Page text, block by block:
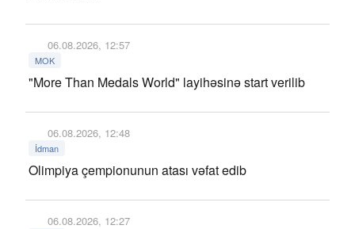
06.08.2026, 12:57
MOK
"More Than Medals World" layihəsinə start verilib
06.08.2026, 12:48
İdman
Olimpiya çempionunun atası vəfat edib
06.08.2026, 12:27